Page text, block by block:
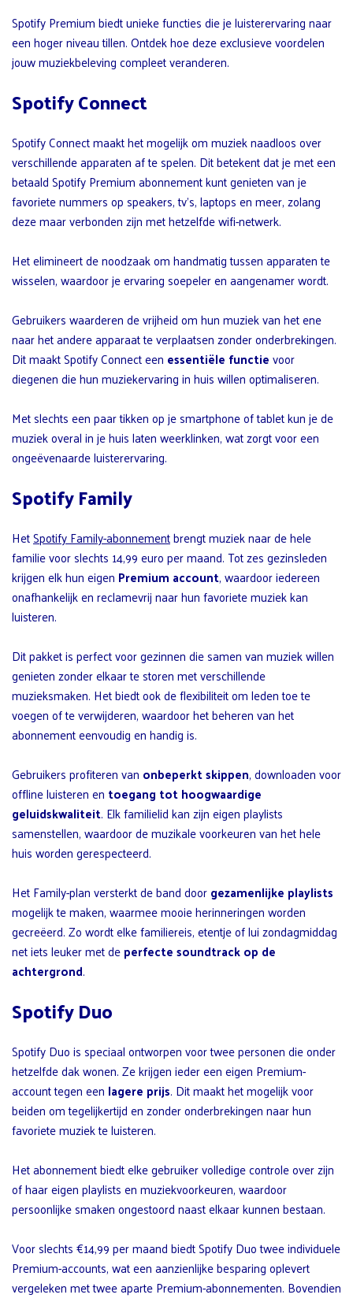
Spotify Premium biedt unieke functies die je luisterervaring naar
een hoger niveau tillen. Ontdek hoe deze exclusieve voordelen
jouw muziekbeleving compleet veranderen.
Spotify Connect
Spotify Connect maakt het mogelijk om muziek naadloos over
verschillende apparaten af te spelen. Dit betekent dat je met een
betaald Spotify Premium abonnement kunt genieten van je
favoriete nummers op speakers, tv’s, laptops en meer, zolang
deze maar verbonden zijn met hetzelfde wifi-netwerk.
Het elimineert de noodzaak om handmatig tussen apparaten te
wisselen, waardoor je ervaring soepeler en aangenamer wordt.
Gebruikers waarderen de vrijheid om hun muziek van het ene
naar het andere apparaat te verplaatsen zonder onderbrekingen.
Dit maakt Spotify Connect een essentiële functievoor
diegenen die hun muziekervaring in huis willen optimaliseren.
Met slechts een paar tikken op je smartphone of tablet kun je de
muziek overal in je huis laten weerklinken, wat zorgt voor een
ongeëvenaarde luisterervaring.
Spotify Family
HetSpotify Family-abonnementbrengt muziek naar de hele
familie voor slechts 14,99 euro per maand. Tot zes gezinsleden
krijgen elk hun eigen Premium account, waardoor iedereen
onafhankelijk en reclamevrij naar hun favoriete muziek kan
luisteren.
Dit pakket is perfect voor gezinnen die samen van muziek willen
genieten zonder elkaar te storen met verschillende
muzieksmaken. Het biedt ook de flexibiliteit om leden toe te
voegen of te verwijderen, waardoor het beheren van het
abonnement eenvoudig en handig is.
Gebruikers profiteren van onbeperkt skippen, downloaden voor
offline luisteren en toegang tot hoogwaardige
geluidskwaliteit. Elk familielid kan zijn eigen playlists
samenstellen, waardoor de muzikale voorkeuren van het hele
huis worden gerespecteerd.
Het Family-plan versterkt de band doorgezamenlijke playlists
mogelijk te maken, waarmee mooie herinneringen worden
gecreëerd. Zo wordt elke familiereis, etentje of lui zondagmiddag
net iets leuker met deperfecte soundtrack op de
achtergrond.
Spotify Duo
Spotify Duo is speciaal ontworpen voor twee personen die onder
hetzelfde dak wonen. Ze krijgen ieder een eigen Premium-
account tegen een lagere prijs. Dit maakt het mogelijk voor
beiden om tegelijkertijd en zonder onderbrekingen naar hun
favoriete muziek te luisteren.
Het abonnement biedt elke gebruiker volledige controle over zijn
of haar eigen playlists en muziekvoorkeuren, waardoor
persoonlijke smaken ongestoord naast elkaar kunnen bestaan.
Voor slechts €14,99 per maand biedt Spotify Duo twee individuele
Premium-accounts, wat een aanzienlijke besparing oplevert
vergeleken met twee aparte Premium-abonnementen. Bovendien